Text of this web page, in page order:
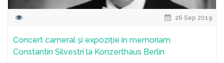
26 Sep 2019
Concert cameral și expoziție in memoriam
Constantin Silvestri la Konzerthaus Berlin